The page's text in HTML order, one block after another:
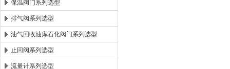
保温阀门系列选型
排气阀系列选型
油气回收油库石化阀门系列选型
止回阀系列选型
流量计系列选型